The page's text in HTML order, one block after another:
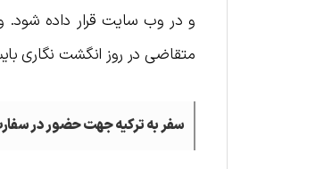
و در وب سایت قرار داده شود.
متقاضی در روز انگشت نگاری
سفر به ترکیه جهت حضور در